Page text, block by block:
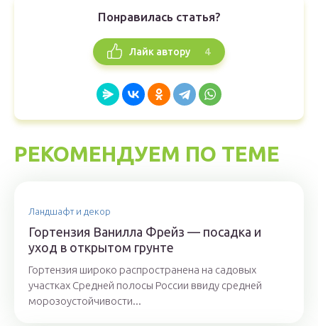
Понравилась статья?
Лайк автору 4
РЕКОМЕНДУЕМ ПО ТЕМЕ
Ландшафт и декор
Гортензия Ванилла Фрейз — посадка и
уход в открытом грунте
Гортензия широко распространена на садовых
участках Средней полосы России ввиду средней
морозоустойчивости...